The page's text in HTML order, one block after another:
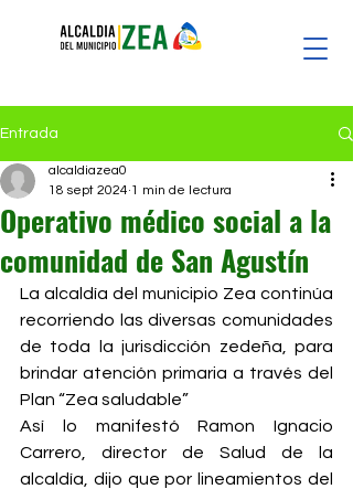
Entrada
Operativo médico social a la
comunidad de San Agustín
alcaldiazea0
18 sept 2024 1 min de lectura
La alcaldía del municipio Zea continúa
recorriendo las diversas comunidades
de toda la jurisdicción zedeña, para
brindar atención primaria a través del
Plan “Zea saludable”
Así lo manifestó Ramon Ignacio
Carrero, director de Salud de la
alcaldía, dijo que por lineamientos del